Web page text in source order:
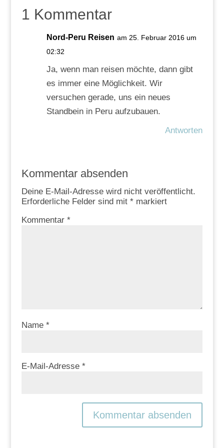
1 Kommentar
Nord-Peru Reisen am 25. Februar 2016 um
02:32
Ja, wenn man reisen möchte, dann gibt
es immer eine Möglichkeit. Wir
versuchen gerade, uns ein neues
Standbein in Peru aufzubauen.
Antworten
Kommentar absenden
Deine E-Mail-Adresse wird nicht veröffentlicht.
Erforderliche Felder sind mit *markiert
Kommentar *
Name *
E-Mail-Adresse *